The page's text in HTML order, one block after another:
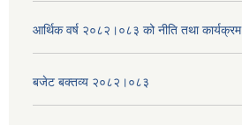
आर्थिक वर्ष २०८२।०८३ को नीति तथा कार्यक्रम
बजेट बक्तव्य २०८२।०८३